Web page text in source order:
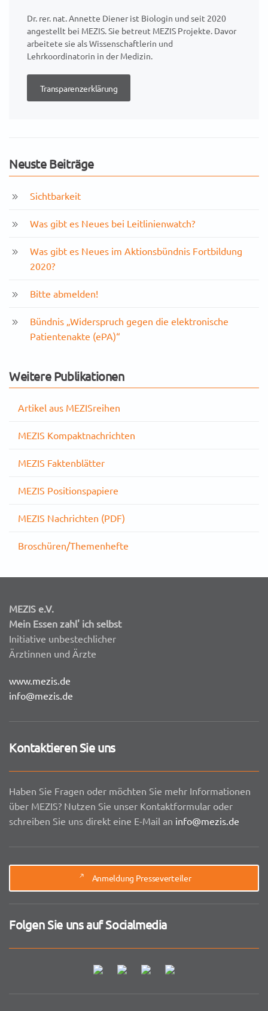
Dr. rer. nat. Annette Diener ist Biologin und seit 2020
angestellt bei MEZIS. Sie betreut MEZIS Projekte. Davor
arbeitete sie als Wissenschaftlerin und
Lehrkoordinatorin in der Medizin.
Transparenzerklärung
Neuste Beiträge
Sichtbarkeit
Was gibt es Neues bei Leitlinienwatch?
Was gibt es Neues im Aktionsbündnis Fortbildung
2020?
Bitte abmelden!
Bündnis „Widerspruch gegen die elektronische
Patientenakte (ePA)“
Weitere Publikationen
Artikel aus MEZISreihen
MEZIS Kompaktnachrichten
MEZIS Faktenblätter
MEZIS Positionspapiere
MEZIS Nachrichten (PDF)
Broschüren/Themenhefte
MEZIS e.V.
Mein Essen zahl' ich selbst
Initiative unbestechlicher
Ärztinnen und Ärzte
www.mezis.de
info@mezis.de
Kontaktieren Sie uns
Haben Sie Fragen oder möchten Sie mehr Informationen
über MEZIS? Nutzen Sie unser Kontaktformular oder
schreiben Sie uns direkt eine E-Mail an info@mezis.de
Anmeldung Presseverteiler
Folgen Sie uns auf Socialmedia